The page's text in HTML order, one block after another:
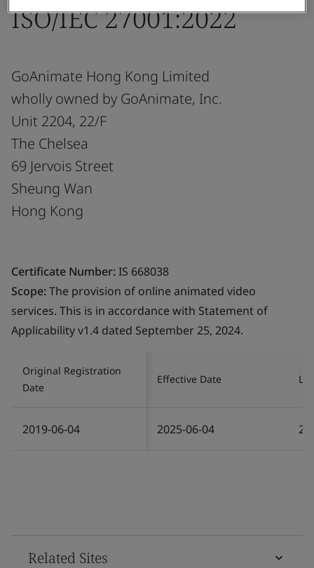
ISO/IEC 27001:2022
GoAnimate Hong Kong Limited
wholly owned by GoAnimate, Inc.
Unit 2204, 22/F
The Chelsea
69 Jervois Street
Sheung Wan
Hong Kong
Certificate Number:IS 668038
Scope:The provision of online animated video
services. This is in accordance with Statement of
Applicability v1.4 dated September 25, 2024.
Original Registration
Date
Effective Date
2019-06-04 2025-06-04
Related Sites